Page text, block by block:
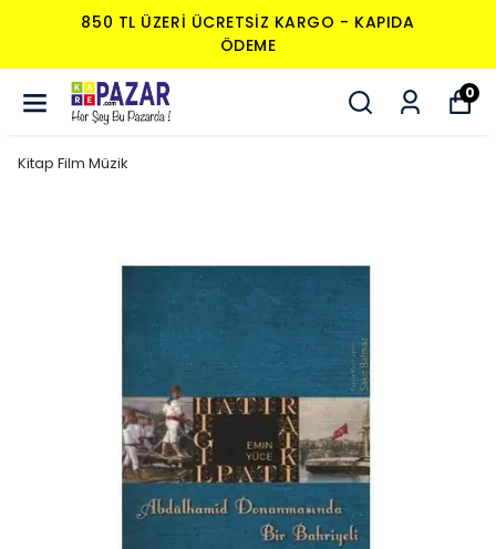
ÜCRETSIZ KARGO - KAPIDA
850 TL
0
Kitap Film Müzik